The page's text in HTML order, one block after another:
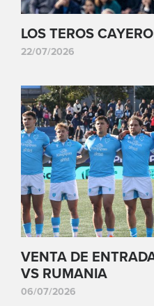
LOS TEROS
22/07/2026
VENTA DE
VS RUMANIA
06/07/2026